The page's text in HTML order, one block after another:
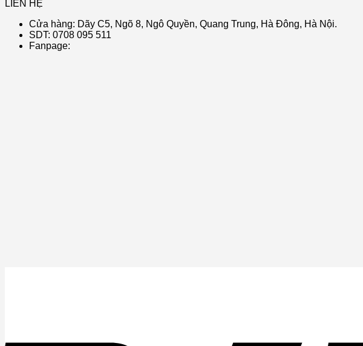
LIÊN HỆ
Cửa hàng: Dãy C5, Ngõ 8, Ngô Quyền, Quang Trung, Hà Đông, Hà Nội.
SDT: 0708 095 511
Fanpage: